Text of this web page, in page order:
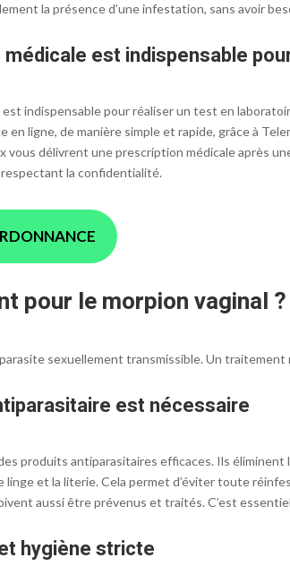
la présence d’une infestation, sans avoir
médicale est indispensable
est indispensable pour réaliser un test en
en ligne, de manière simple et rapide, grâce à
vous délivrent une prescription médicale après
la confidentialité.
pour le morpion vaginal ?
sexuellement transmissible. Un
est nécessaire
produits antiparasitaires efficaces. Ils éliminent
linge et la literie. Cela permet d’éviter toute
aussi être prévenus et traités. C’est
hygiène stricte